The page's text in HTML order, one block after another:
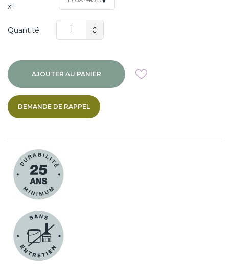
x l
Quantité
AJOUTER AU PANIER
DEMANDE DE RAPPEL